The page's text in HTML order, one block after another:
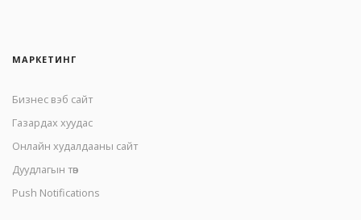
МАРКЕТИНГ
Бизнес вэб сайт
Газардах хуудас
Онлайн худалдааны сайт
Дуудлагын төв
Push Notifications